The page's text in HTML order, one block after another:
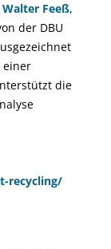
Feeß,
der DBU
einer
die
recycling/